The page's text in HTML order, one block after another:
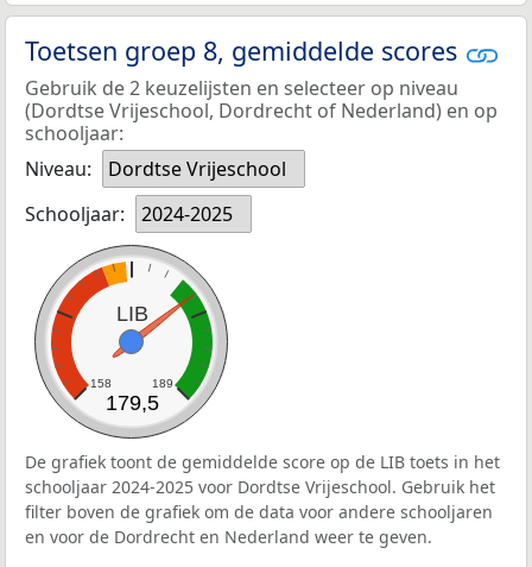
Toetsen groep 8, gemiddelde scores
Gebruik de 2 keuzelijsten en selecteer op niveau
(Dordtse Vrijeschool, Dordrecht of Nederland) en op
schooljaar:
Niveau:
Dordtse Vrijeschool
Schooljaar:
2024-2025
LIB
158 189
179,5
De grafiek toont de gemiddelde score op de LIB toets in het
schooljaar 2024-2025 voor Dordtse Vrijeschool. Gebruik het
filter boven de grafiek om de data voor andere schooljaren
en voor de Dordrecht en Nederland weer te geven.